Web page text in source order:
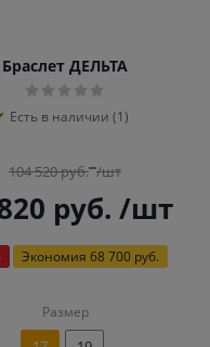
Браслет ДЕЛЬТА
Есть в наличии (1)
104 520руб. /шт
руб. /шт
Экономия 68 700 руб.
Размер